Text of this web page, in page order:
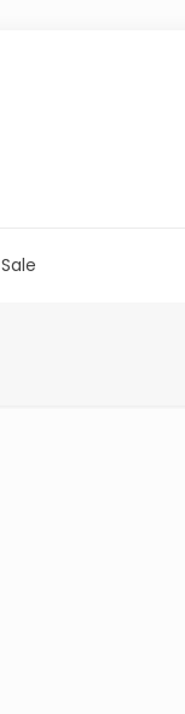
Sale